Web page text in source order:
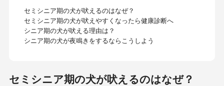
セミシニア期の犬が吠えるのはなぜ？
セミシニア期の犬が吠えやすくなったら健康診断へ
シニア期の犬が吠える理由は？
シニア期の犬が夜鳴きをするならこうしよう
セミシニア期の犬が吠えるのはなぜ？